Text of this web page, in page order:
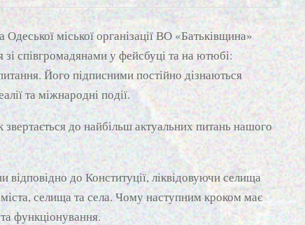
міської організації ВО «Батьківщина»
співгромадянами у фейсбуці та на ютюбі:
Його підписними постійно дізнаються
та міжнародні події.
звертається до найбільш актуальних питань нашого
відповідно до Конституції, ліквідовуючи селища
селища та села. Чому наступним кроком має
функціонування.